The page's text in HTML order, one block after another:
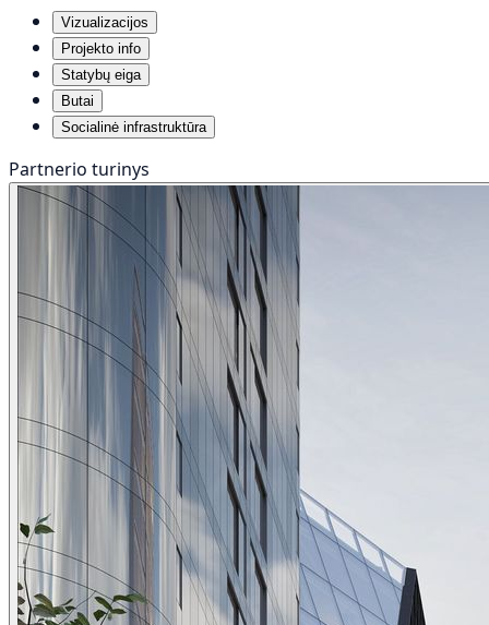
Vizualizacijos
Projekto info
Statybų eiga
Butai
Socialinė infrastruktūra
Partnerio turinys